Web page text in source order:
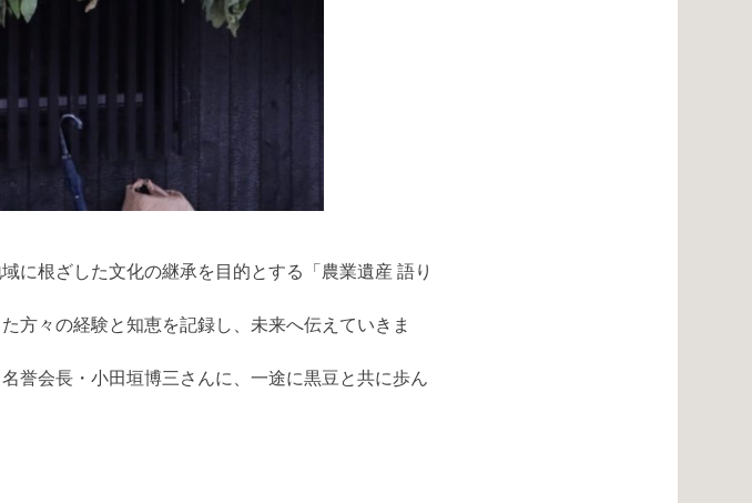
に根ざした文化の継承を目的とする「農業遺産 語り
方々の経験と知恵を記録し、未来へ伝えていきま
誉会長・小田垣博三さんに、一途に黒豆と共に歩ん